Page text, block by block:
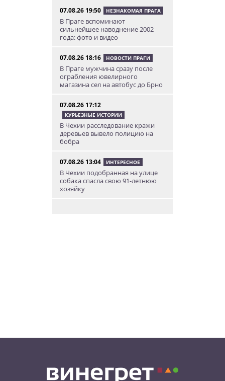
07.08.26 19:50 НЕЗНАКОМАЯ ПРАГА
В Праге вспоминают
сильнейшее наводнение 2002
года: фото и видео
07.08.26 18:16 НОВОСТИ ПРАГИ
В Праге мужчина сразу после
ограбления ювелирного
магазина сел на автобус до Брно
07.08.26 17:12
КУРЬЕЗНЫЕ ИСТОРИИ
В Чехии расследование кражи
деревьев вывело полицию на
бобра
07.08.26 13:04 ИНТЕРЕСНОЕ
В Чехии подобранная на улице
собака спасла свою 91-летнюю
хозяйку
бонусов